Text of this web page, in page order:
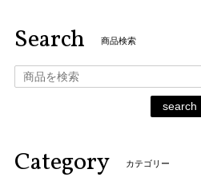
Search 商品検索
search
Category カテゴリー